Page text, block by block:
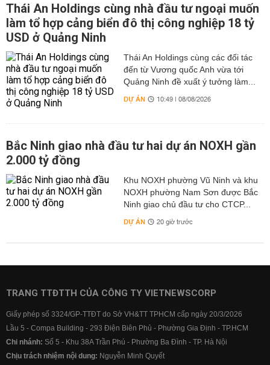
Thái An Holdings cùng nhà đầu tư ngoại muốn
làm tổ hợp cảng biển đô thị công nghiệp 18 tỷ
USD ở Quảng Ninh
Thái An Holdings cùng các đối tác
đến từ Vương quốc Anh vừa tới
Quảng Ninh đề xuất ý tưởng làm...
DỰ ÁN 10:49 | 08/08/2026
Bắc Ninh giao nhà đầu tư hai dự án NOXH gần
2.000 tỷ đồng
Khu NOXH phường Vũ Ninh và khu
NOXH phường Nam Sơn được Bắc
Ninh giao chủ đầu tư cho CTCP...
DỰ ÁN 20 giờ trước
TRANG TTĐTTH CỦA CÔNG TY VIETNEWSCORP
Giấy phép số 3324/GP-TTĐT do Sở VH&TT TPHCM cấp ngày 20/3/2026
Lầu 5 - Compa Building - 293 Điện Biên Phủ - Phường Gia Định - TP.HCM
Chi nhánh: Số 5 - Khu 38A Trần Phú - Phường Ba Đình - TP. Hà Nội
Chịu trách nhiệm nội dung: Nguyễn Minh Quyết